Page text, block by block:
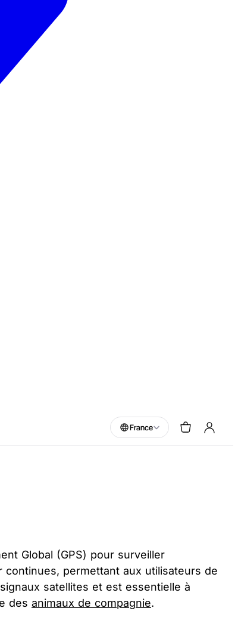
France
Global (GPS) pour surveiller
permettant aux utilisateurs de
satellites et est essentielle à
des animaux de compagnie.